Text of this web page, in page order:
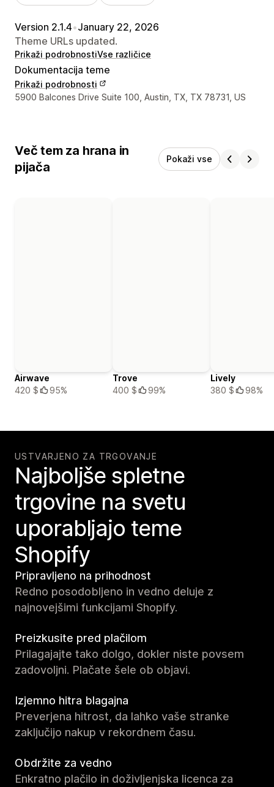
Version 2.1.4•January 22, 2026
Theme URLs updated.
Prikaži podrobnostiVse različice
Dokumentacija teme
Prikaži podrobnosti
Podatki za stik z oblikovalcem
5900 Balcones Drive Suite 100, Austin, TX, TX 78731, US
Več tem za hrana in
pijača
Pokaži vse
Airwave
420 $
95%
Trove
400 $
99%
Lively
380 $
98%
USTVARJENO ZA TRGOVANJE
Najboljše spletne
trgovine na svetu
uporabljajo teme
Shopify
Pripravljeno na prihodnost
Redno posodobljeno in vedno deluje z
najnovejšimi funkcijami Shopify.
Preizkusite pred plačilom
Prilagajajte tako dolgo, dokler niste povsem
zadovoljni. Plačate šele ob objavi.
Izjemno hitra blagajna
Preverjena hitrost, da lahko vaše stranke
zaključijo nakup v rekordnem času.
Obdržite za vedno
Enkratno plačilo in doživljenjska licenca za